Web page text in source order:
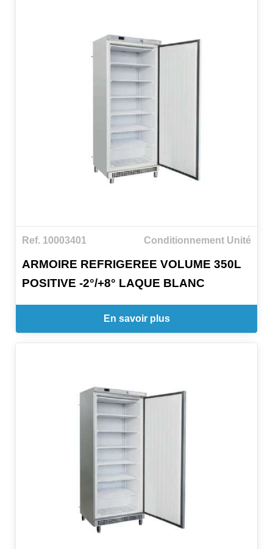
Ref. 10003401 Conditionnement Unité
ARMOIRE REFRIGEREE VOLUME 350L
POSITIVE -2°/+8° LAQUE BLANC
En savoir plus